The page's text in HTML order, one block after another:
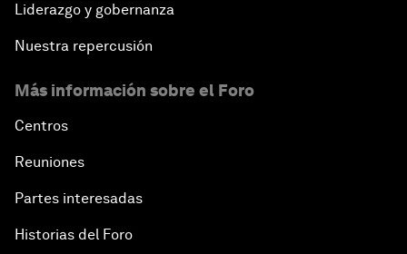
Liderazgo y gobernanza
Nuestra repercusión
Más información sobre el Foro
Centros
Reuniones
Partes interesadas
Historias del Foro